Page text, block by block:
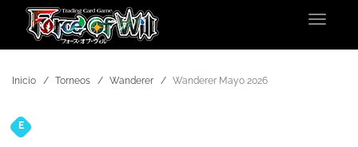
Toggle
Inicio Torneos Wanderer Wanderer Mayo 2026
E